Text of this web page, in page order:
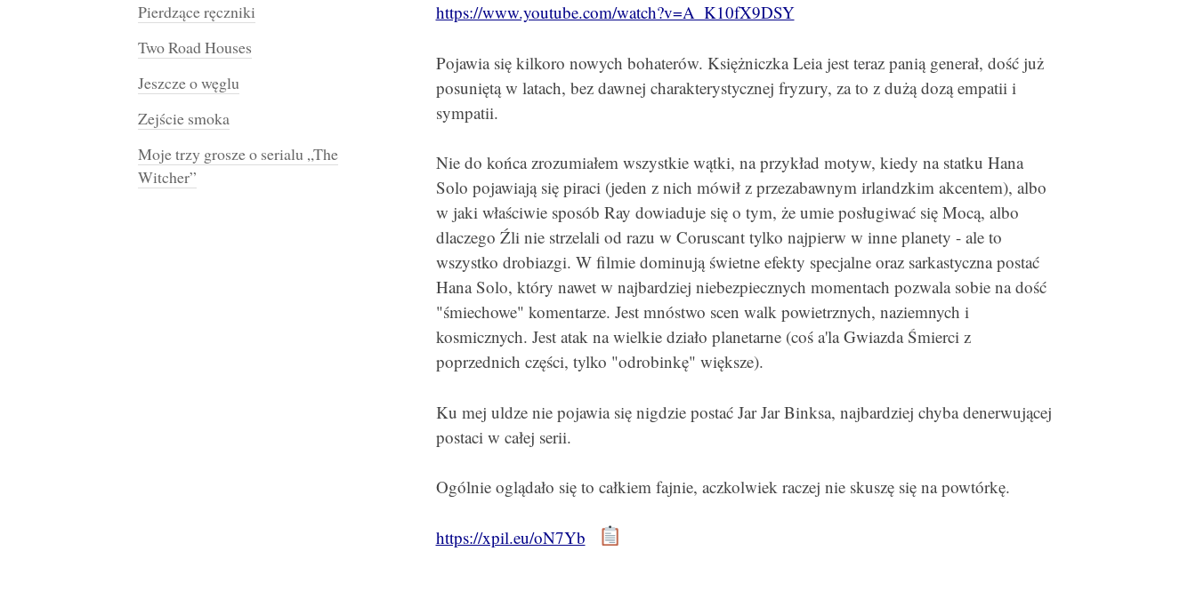
https://www.youtube.com/watch?v=A_K10fX9DSY
Pojawia się kilkoro nowych bohaterów. Księżniczka Leia jest teraz panią generał, dość już
posuniętą w latach, bez dawnej charakterystycznej fryzury, za to z dużą dozą empatii i
sympatii.
Nie do końca zrozumiałem wszystkie wątki, na przykład motyw, kiedy na statku Hana
Solo pojawiają się piraci (jeden z nich mówił z przezabawnym irlandzkim akcentem), albo
w jaki właściwie sposób Ray dowiaduje się o tym, że umie posługiwać się Mocą, albo
dlaczego Źli nie strzelali od razu w Coruscant tylko najpierw w inne planety - ale to
wszystko drobiazgi. W filmie dominują świetne efekty specjalne oraz sarkastyczna postać
Hana Solo, który nawet w najbardziej niebezpiecznych momentach pozwala sobie na dość
"śmiechowe" komentarze. Jest mnóstwo scen walk powietrznych, naziemnych i
kosmicznych. Jest atak na wielkie działo planetarne (coś a'la Gwiazda Śmierci z
poprzednich części, tylko "odrobinkę" większe).
Ku mej uldze nie pojawia się nigdzie postać Jar Jar Binksa, najbardziej chyba denerwującej
postaci w całej serii.
Ogólnie oglądało się to całkiem fajnie, aczkolwiek raczej nie skuszę się na powtórkę.
https://xpil.eu/oN7Yb
Pierdzące ręczniki
Two Road Houses
Jeszcze o węglu
Zejście smoka
Moje trzy grosze o serialu „The
Witcher”